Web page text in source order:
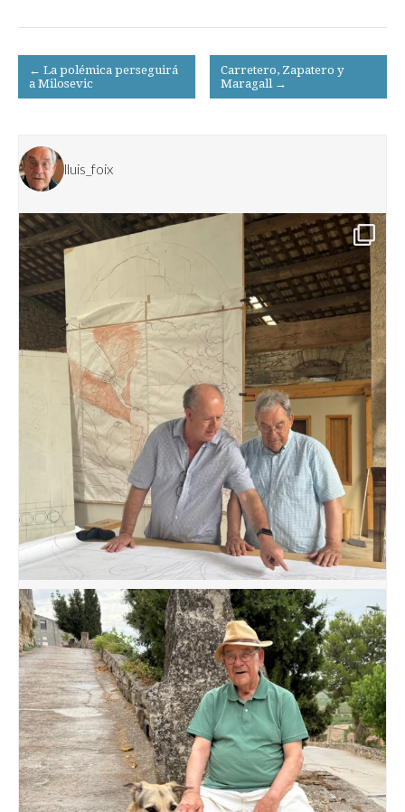
Post
navigation
← La polémica perseguirá
a Milosevic
Carretero, Zapatero y
Maragall →
lluis_foix